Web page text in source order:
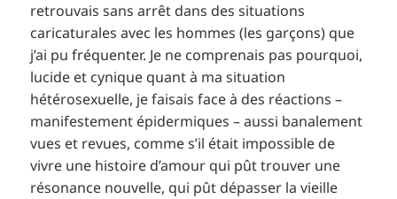
retrouvais sans arrêt dans des situations
caricaturales avec les hommes (les garçons) que
j’ai pu fréquenter. Je ne comprenais pas pourquoi,
lucide et cynique quant à ma situation
hétérosexuelle, je faisais face à des réactions –
manifestement épidermiques – aussi banalement
vues et revues, comme s’il était impossible de
vivre une histoire d’amour qui pût trouver une
résonance nouvelle, qui pût dépasser la vieille